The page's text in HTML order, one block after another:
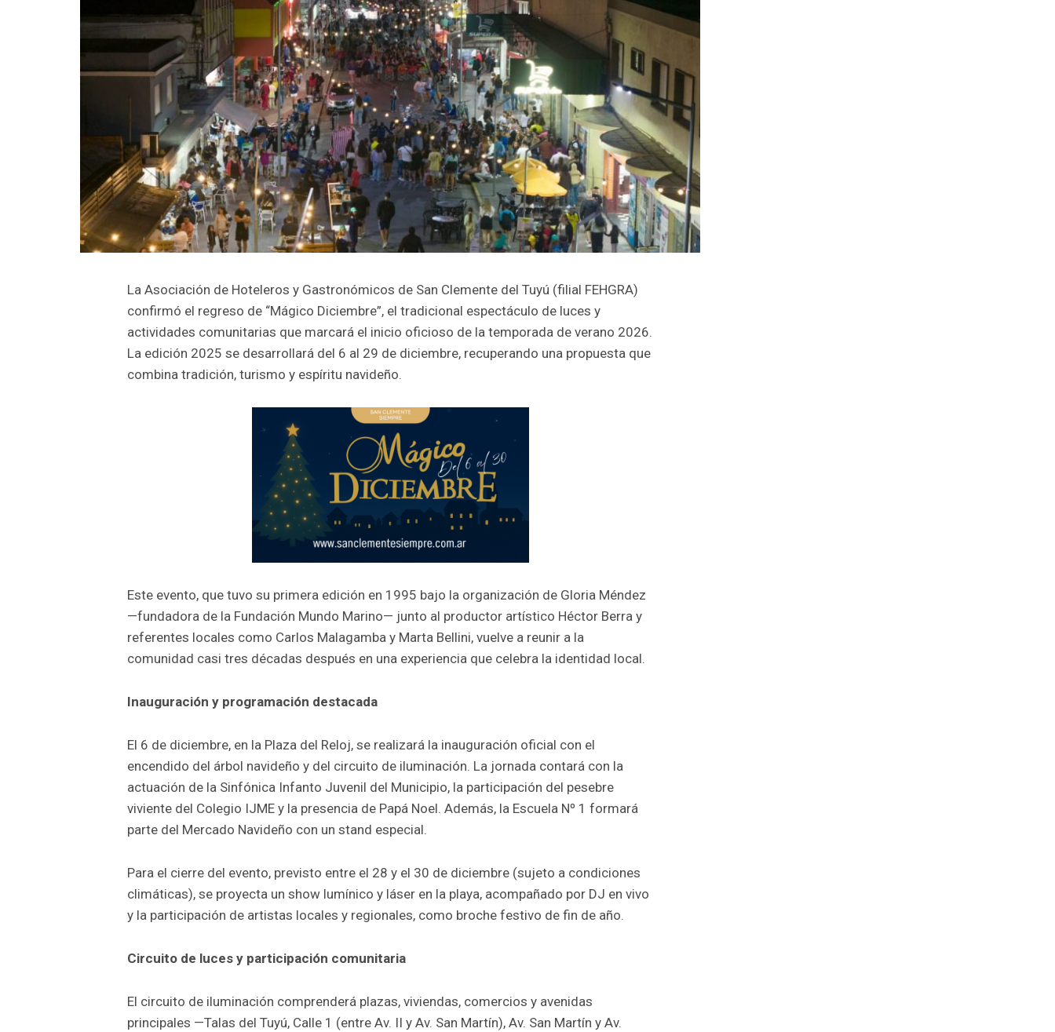
La Asociación de Hoteleros y Gastronómicos de San Clemente del Tuyú (filial FEHGRA)
confirmó el regreso de “Mágico Diciembre”, el tradicional espectáculo de luces y
actividades comunitarias que marcará el inicio oficioso de la temporada de verano 2026.
La edición 2025 se desarrollará del 6 al 29 de diciembre, recuperando una propuesta que
combina tradición, turismo y espíritu navideño.
Este evento, que tuvo su primera edición en 1995 bajo la organización de Gloria Méndez
—fundadora de la Fundación Mundo Marino— junto al productor artístico Héctor Berra y
referentes locales como Carlos Malagamba y Marta Bellini, vuelve a reunir a la
comunidad casi tres décadas después en una experiencia que celebra la identidad local.
Inauguración y programación destacada
El 6 de diciembre, en la Plaza del Reloj, se realizará la inauguración oficial con el
encendido del árbol navideño y del circuito de iluminación. La jornada contará con la
actuación de la Sinfónica Infanto Juvenil del Municipio, la participación del pesebre
viviente del Colegio IJME y la presencia de Papá Noel. Además, la Escuela Nº 1 formará
parte del Mercado Navideño con un stand especial.
Para el cierre del evento, previsto entre el 28 y el 30 de diciembre (sujeto a condiciones
climáticas), se proyecta un show lumínico y láser en la playa, acompañado por DJ en vivo
y la participación de artistas locales y regionales, como broche festivo de fin de año.
Circuito de luces y participación comunitaria
El circuito de iluminación comprenderá plazas, viviendas, comercios y avenidas
principales —Talas del Tuyú, Calle 1 (entre Av. II y Av. San Martín), Av. San Martín y Av.